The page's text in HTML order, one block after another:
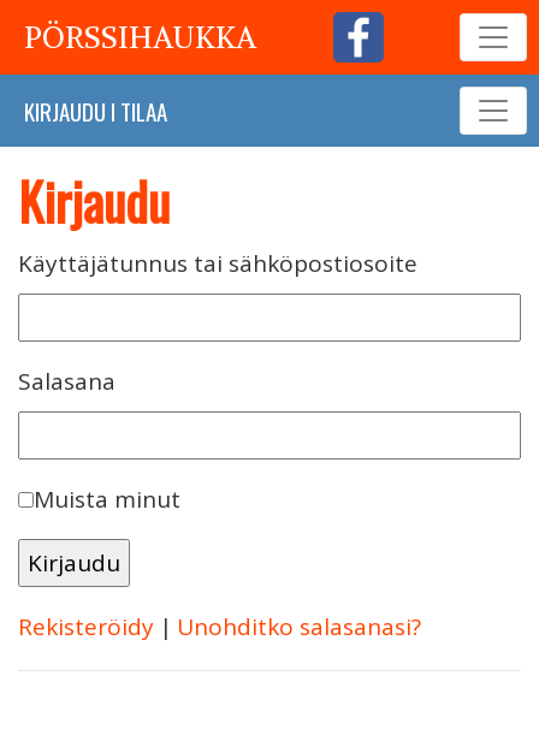
PÖRSSIHAUKKA
KIRJAUDU I TILAA
Kirjaudu
Käyttäjätunnus tai sähköpostiosoite
Salasana
Muista minut
Rekisteröidy | Unohditko salasanasi?